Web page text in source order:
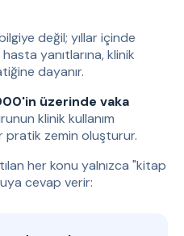
değil; yıllar içinde
yanıtlarına, klinik
dayanır.
üzerinde vaka
klinik kullanım
pratik zemin oluşturur.
her konu yalnızca "kitap
cevap verir: